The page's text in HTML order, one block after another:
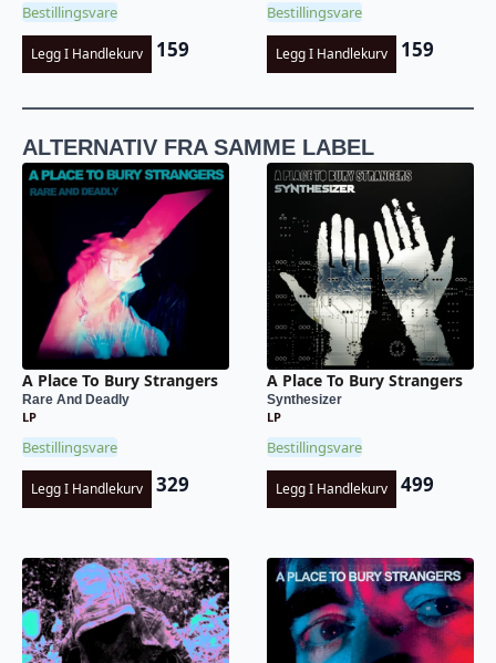
Bestillingsvare
Legg I Handlekurv 159
Bestillingsvare
Legg I Handlekurv 159
ALTERNATIV FRA SAMME LABEL
A Place To Bury Strangers
Rare And Deadly
LP
Bestillingsvare
Legg I Handlekurv 329
A Place To Bury Strangers
Synthesizer
LP
Bestillingsvare
Legg I Handlekurv 499